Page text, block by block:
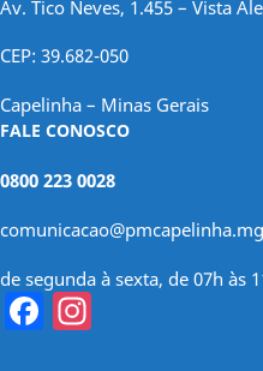
Av. Tico Neves, 1.455 – Vista
CEP: 39.682-050
Capelinha – Minas Gerais
FALE CONOSCO
0800 223 0028
de segunda à sexta, de 07h às
Facebook